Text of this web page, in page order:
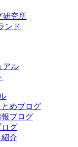
研究所
ンド
アル
めブログ
ブログ
グ
介